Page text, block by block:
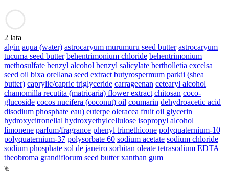
2 lata
algin aqua (water) astrocaryum murumuru seed butter astrocaryum
tucuma seed butter behentrimonium chloride behentrimonium
methosulfate benzyl alcohol benzyl salicylate bertholletia excelsa
seed oil bixa orellana seed extract butyrospermum parkii (shea
butter) caprylic/capric triglyceride carrageenan cetearyl alcohol
chamomilla recutita (matricaria) flower extract chitosan coco-
glucoside cocos nucifera (coconut) oil coumarin dehydroacetic acid
disodium phosphate eau) euterpe oleracea fruit oil glycerin
hydroxycitronellal hydroxyethylcellulose isopropyl alcohol
limonene parfum/fragrance phenyl trimethicone polyquaternium-10
polyquaternium-37 polysorbate 60 sodium acetate sodium chloride
sodium phosphate sol de janeiro sorbitan oleate tetrasodium EDTA
theobroma grandiflorum seed butter xanthan gum